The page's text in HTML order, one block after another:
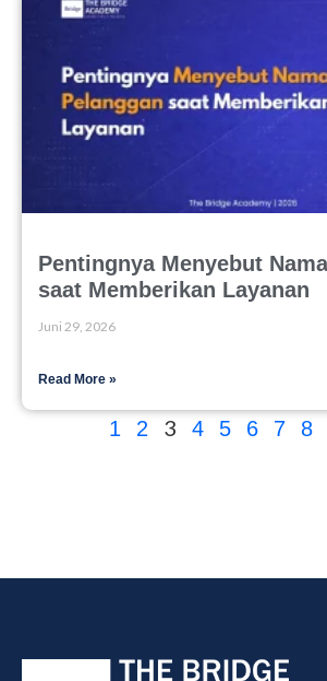
Pentingnya Menyebut
saat Memberikan Layanan
Juni 29, 2026
Read More »
1 2 3 4 5 6 7 8